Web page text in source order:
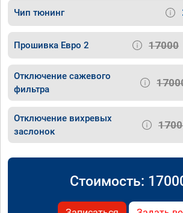
Чип тюнинг
Прошивка Евро 2 17000
Отключение сажевого
фильтра
Отключение вихревых
заслонок
Стоимость: